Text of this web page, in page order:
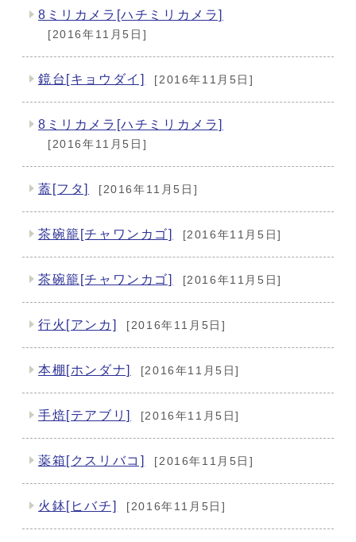
8ミリカメラ[ハチミリカメラ]
[2016年11月5日]
鏡台[キョウダイ] [2016年11月5日]
8ミリカメラ[ハチミリカメラ]
[2016年11月5日]
蓋[フタ] [2016年11月5日]
茶碗籠[チャワンカゴ] [2016年11月5日]
茶碗籠[チャワンカゴ] [2016年11月5日]
行火[アンカ] [2016年11月5日]
本棚[ホンダナ] [2016年11月5日]
手焙[テアブリ] [2016年11月5日]
薬箱[クスリバコ] [2016年11月5日]
火鉢[ヒバチ] [2016年11月5日]